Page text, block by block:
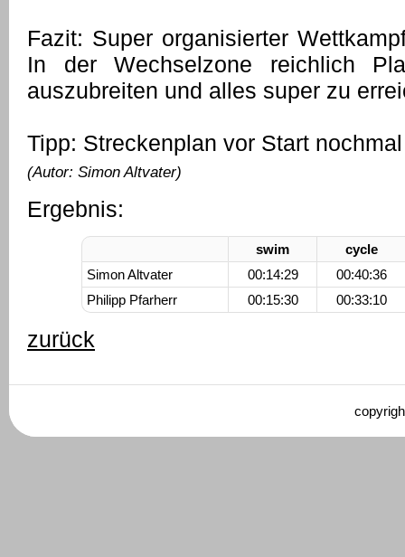
Fazit: Super organisierter
In der Wechselzone reichlich
auszubreiten und alles super zu
Tipp: Streckenplan vor Start
(Autor: Simon Altvater)
Ergebnis:
swim
cycle
Simon Altvater
00:14:29
00:40:36
Philipp Pfarherr
00:15:30 00:33:10
zurück